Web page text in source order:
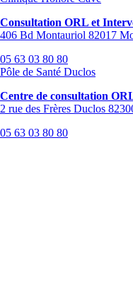
Consultation ORL et
406 Bd Montauriol 82017
05 63 03 80 80
Pôle de Santé Duclos
Centre de consultation
2 rue des Frères Duclos
05 63 03 80 80